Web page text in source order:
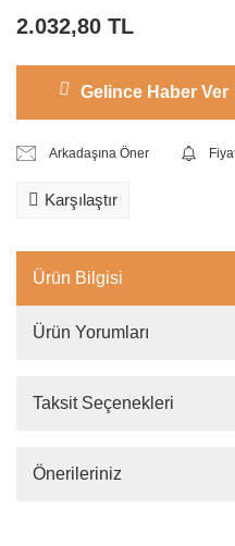
2.032,80 TL
Gelince Haber Ver
Arkadaşına Öner
Karşılaştır
Ürün Bilgisi
Ürün Yorumları
Taksit Seçenekleri
Önerileriniz